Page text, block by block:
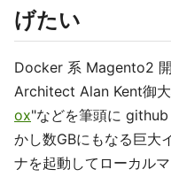
げたい
Docker 系 Magento2
Architect Alan Kent御
ox"などを筆頭に
かし数GBにもなる巨大
ナを起動してローカル